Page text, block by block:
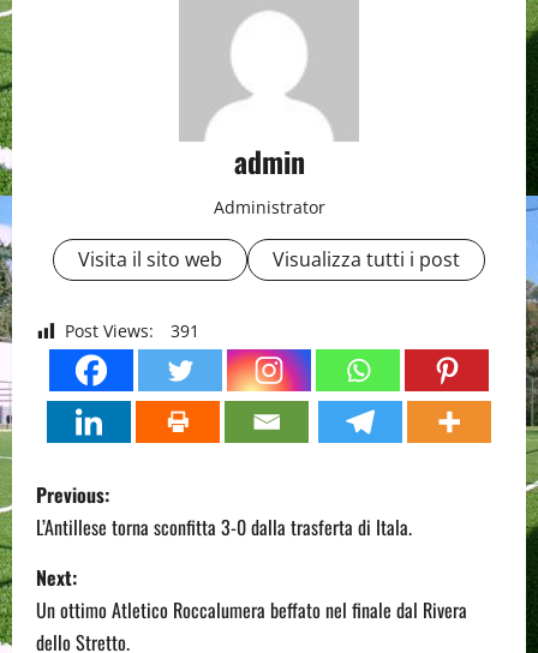
admin
Administrator
Visita il sito web Visualizza tutti i post
Post Views: 391
P
o
s
t
Previous:
L’Antillese torna sconfitta 3-0 dalla trasferta di Itala.
Next:
Un ottimo Atletico Roccalumera beffato nel finale dal Rivera
dello Stretto.